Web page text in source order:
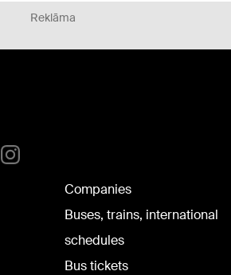
Reklāma
Companies
Buses, trains, international
schedules
Bus tickets